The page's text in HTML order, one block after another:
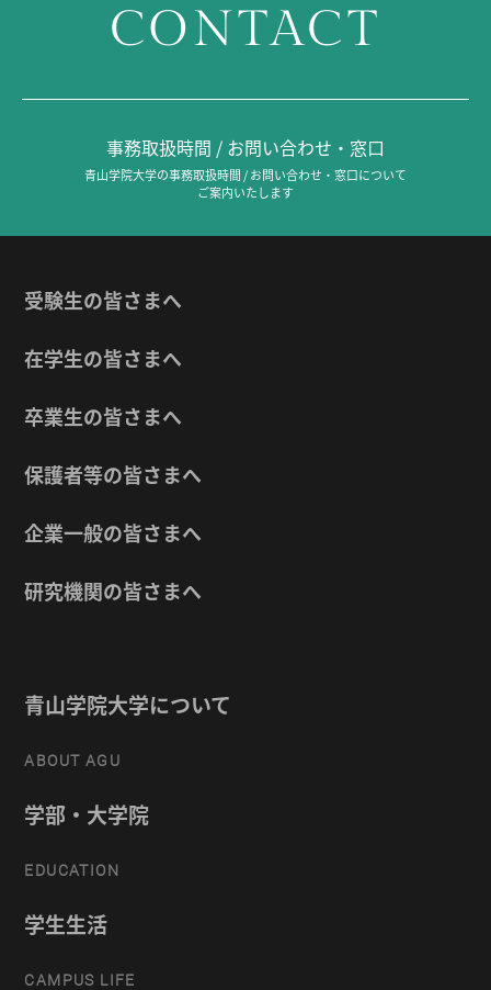
CONTACT
事務取扱時間 / お問い合わせ・窓口
青山学院大学の事務取扱時間 / お問い合わせ・窓口について
ご案内いたします
受験生の皆さまへ
在学生の皆さまへ
卒業生の皆さまへ
保護者等の皆さまへ
企業一般の皆さまへ
研究機関の皆さまへ
青山学院大学について
ABOUT AGU
学部・大学院
EDUCATION
学生生活
CAMPUS LIFE